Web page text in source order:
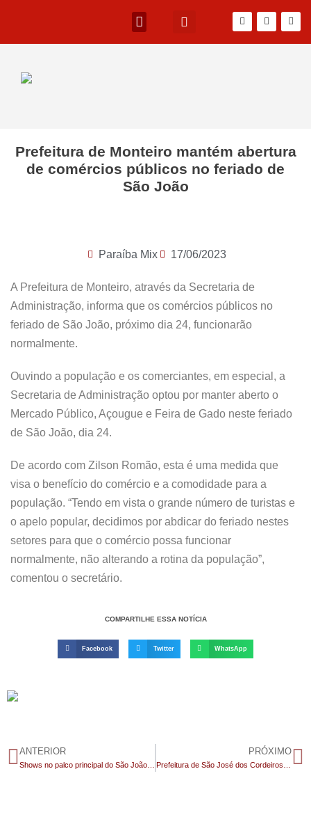
Prefeitura de Monteiro mantém abertura
de comércios públicos no feriado de
São João
Paraíba Mix 17/06/2023
A Prefeitura de Monteiro, através da Secretaria de
Administração, informa que os comércios públicos no
feriado de São João, próximo dia 24, funcionarão
normalmente.
Ouvindo a população e os comerciantes, em especial, a
Secretaria de Administração optou por manter aberto o
Mercado Público, Açougue e Feira de Gado neste feriado
de São João, dia 24.
De acordo com Zilson Romão, esta é uma medida que
visa o benefício do comércio e a comodidade para a
população. “Tendo em vista o grande número de turistas e
o apelo popular, decidimos por abdicar do feriado nestes
setores para que o comércio possa funcionar
normalmente, não alterando a rotina da população”,
comentou o secretário.
COMPARTILHE ESSA NOTÍCIA
Facebook Twitter WhatsApp
ANTERIOR PRÓXIMO